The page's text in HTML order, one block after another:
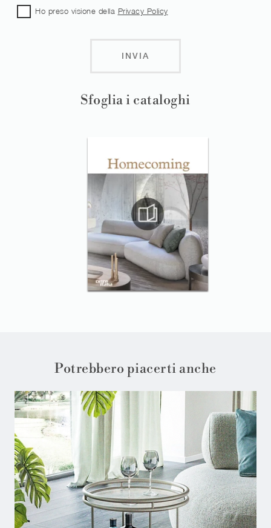
Sfoglia i cataloghi
Ho preso visione della Privacy Policy
INVIA
Potrebbero piacerti anche